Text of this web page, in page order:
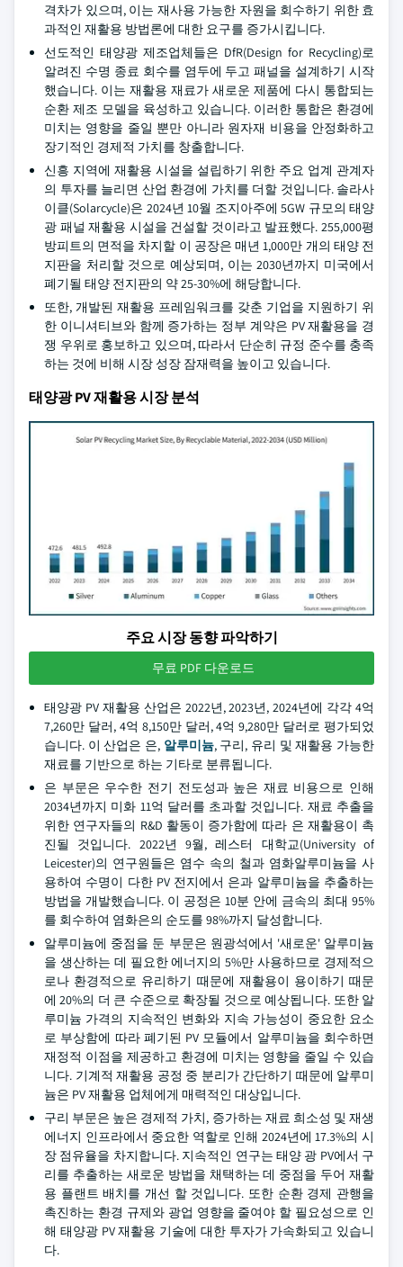
격차가 있으며, 이는 재사용 가능한 자원을 회수하기 위한 효
과적인 재활용 방법론에 대한 요구를 증가시킵니다.
선도적인 태양광 제조업체들은 DfR(Design for Recycling)로
알려진 수명 종료 회수를 염두에 두고 패널을 설계하기 시작
했습니다. 이는 재활용 재료가 새로운 제품에 다시 통합되는
순환 제조 모델을 육성하고 있습니다. 이러한 통합은 환경에
미치는 영향을 줄일 뿐만 아니라 원자재 비용을 안정화하고
장기적인 경제적 가치를 창출합니다.
신흥 지역에 재활용 시설을 설립하기 위한 주요 업계 관계자
의 투자를 늘리면 산업 환경에 가치를 더할 것입니다. 솔라사
이클(Solarcycle)은 2024년 10월 조지아주에 5GW 규모의 태양
광 패널 재활용 시설을 건설할 것이라고 발표했다. 255,000평
방피트의 면적을 차지할 이 공장은 매년 1,000만 개의 태양 전
지판을 처리할 것으로 예상되며, 이는 2030년까지 미국에서
폐기될 태양 전지판의 약 25-30%에 해당합니다.
또한, 개발된 재활용 프레임워크를 갖춘 기업을 지원하기 위
한 이니셔티브와 함께 증가하는 정부 계약은 PV 재활용을 경
쟁 우위로 홍보하고 있으며, 따라서 단순히 규정 준수를 충족
하는 것에 비해 시장 성장 잠재력을 높이고 있습니다.
태양광 PV 재활용 시장 분석
주요 시장 동향 파악하기
무료 PDF 다운로드
태양광 PV 재활용 산업은 2022년, 2023년, 2024년에 각각 4억
7,260만 달러, 4억 8,150만 달러, 4억 9,280만 달러로 평가되었
습니다. 이 산업은 은, 알루미늄, 구리, 유리 및 재활용 가능한
재료를 기반으로 하는 기타로 분류됩니다.
은 부문은 우수한 전기 전도성과 높은 재료 비용으로 인해
2034년까지 미화 11억 달러를 초과할 것입니다. 재료 추출을
위한 연구자들의 R&D 활동이 증가함에 따라 은 재활용이 촉
진될 것입니다. 2022년 9월, 레스터 대학교(University of
Leicester)의 연구원들은 염수 속의 철과 염화알루미늄을 사
용하여 수명이 다한 PV 전지에서 은과 알루미늄을 추출하는
방법을 개발했습니다. 이 공정은 10분 안에 금속의 최대 95%
를 회수하여 염화은의 순도를 98%까지 달성합니다.
알루미늄에 중점을 둔 부문은 원광석에서 '새로운' 알루미늄
을 생산하는 데 필요한 에너지의 5%만 사용하므로 경제적으
로나 환경적으로 유리하기 때문에 재활용이 용이하기 때문
에 20%의 더 큰 수준으로 확장될 것으로 예상됩니다. 또한 알
루미늄 가격의 지속적인 변화와 지속 가능성이 중요한 요소
로 부상함에 따라 폐기된 PV 모듈에서 알루미늄을 회수하면
재정적 이점을 제공하고 환경에 미치는 영향을 줄일 수 있습
니다. 기계적 재활용 공정 중 분리가 간단하기 때문에 알루미
늄은 PV 재활용 업체에게 매력적인 대상입니다.
구리 부문은 높은 경제적 가치, 증가하는 재료 희소성 및 재생
에너지 인프라에서 중요한 역할로 인해 2024년에 17.3%의 시
장 점유율을 차지합니다. 지속적인 연구는 태양 광 PV에서 구
리를 추출하는 새로운 방법을 채택하는 데 중점을 두어 재활
용 플랜트 배치를 개선 할 것입니다. 또한 순환 경제 관행을
촉진하는 환경 규제와 광업 영향을 줄여야 할 필요성으로 인
해 태양광 PV 재활용 기술에 대한 투자가 가속화되고 있습니
다.